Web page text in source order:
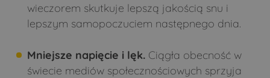
wieczorem skutkuje lepszą jakością snu i
lepszym samopoczuciem następnego dnia.
Mniejsze napięcie i lęk.Ciągła obecność w
świecie mediów społecznościowych sprzyja